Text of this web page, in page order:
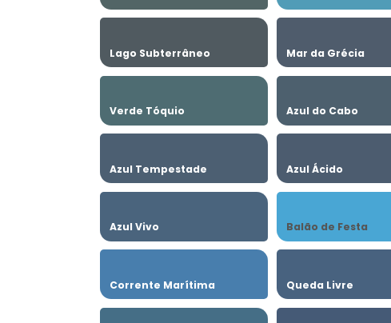
Lago Subterrâneo Mar da Grécia
Verde Tóquio Azul do Cabo
Azul Tempestade Azul Ácido
Azul Vivo Balão de Festa
Corrente Marítima Queda Livre